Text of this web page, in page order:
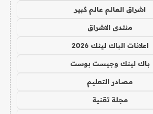
اشراق العالم عالم كبير
منتدى الاشراق
اعلانات الباك لينك 2026
باك لينك وجيست بوست
مصادر التعليم
مجلة تقنية